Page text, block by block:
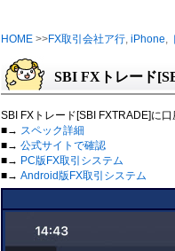
HOME >>FX取引会社ア行, iPhone,
SBI FXトレード
SBI FXトレード[SBI FXTRADE]に
■→ スペック詳細
■→ 公式サイトで確認
■→ PC版FX取引システム
■→ Android版FX取引システム